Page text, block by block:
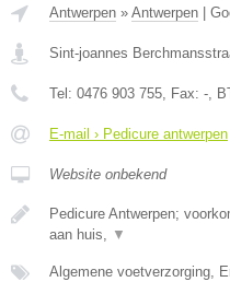
Antwerpen » Antwerpen
Sint-joannes
Tel: 0476 903 755, Fax: -,
E-mail › Pedicure antwerpen
Website onbekend
Pedicure Antwerpen;
aan huis, ▼
Algemene voetverzorging,